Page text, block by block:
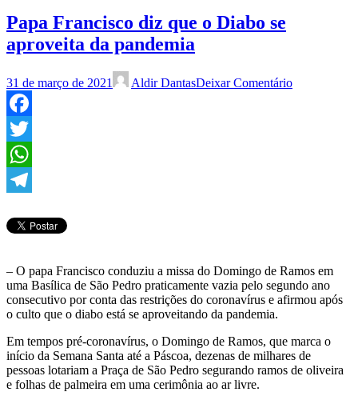
Papa Francisco diz que o Diabo se
aproveita da pandemia
31 de março de 2021 Aldir DantasDeixar Comentário
Facebook
Twitter
WhatsApp
– O papa Francisco conduziu a missa do Domingo de Ramos em
uma Basílica de São Pedro praticamente vazia pelo segundo ano
consecutivo por conta das restrições do coronavírus e afirmou após
o culto que o diabo está se aproveitando da pandemia.
Em tempos pré-coronavírus, o Domingo de Ramos, que marca o
início da Semana Santa até a Páscoa, dezenas de milhares de
pessoas lotariam a Praça de São Pedro segurando ramos de oliveira
e folhas de palmeira em uma cerimônia ao ar livre.